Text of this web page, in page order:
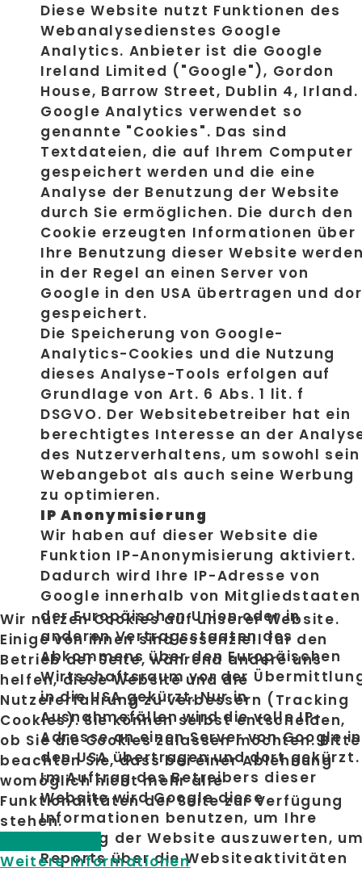
Diese Website nutzt Funktionen des
Webanalysedienstes Google
Analytics. Anbieter ist die Google
Ireland Limited ("Google"), Gordon
House, Barrow Street, Dublin 4, Irland.
Google Analytics verwendet so
genannte "Cookies". Das sind
Textdateien, die auf Ihrem Computer
gespeichert werden und die eine
Analyse der Benutzung der Website
durch Sie ermöglichen. Die durch den
Cookie erzeugten Informationen über
Ihre Benutzung dieser Website
in der Regel an einen Server von
Google in den USA übertragen und
gespeichert.
Die Speicherung von Google-
Analytics-Cookies und die Nutzung
dieses Analyse-Tools erfolgen auf
Grundlage von Art. 6 Abs. 1 lit. f
DSGVO. Der Websitebetreiber hat ein
berechtigtes Interesse an der
des Nutzerverhaltens, um sowohl sein
Webangebot als auch seine Werbung
zu optimieren.
IP Anonymisierung
Wir haben auf dieser Website die
Funktion IP-Anonymisierung aktiviert.
Dadurch wird Ihre IP-Adresse von
Google innerhalb von Mitgliedstaaten
der Europäischen Union oder in
anderen Vertragsstaaten des
Abkommens über den Europäischen
Wirtschaftsraum vor der
in die USA gekürzt. Nur in
Ausnahmefällen wird die volle IP-
Adresse an einen Server von Google in
den USA übertragen und dort gekürzt.
Im Auftrag des Betreibers dieser
Website wird Google diese
Informationen benutzen, um Ihre
Nutzung der Website auszuwerten,
Reports über die Websiteaktivitäten
Wir nutzen Cookies auf unserer Website.
Einige von ihnen sind essenziell für den
Betrieb der Seite, während andere uns
helfen, diese Website und die
Nutzererfahrung zu verbessern (Tracking
Cookies). Sie können selbst entscheiden,
ob Sie die Cookies zulassen möchten. Bitte
beachten Sie, dass bei einer Ablehnung
womöglich nicht mehr alle
Funktionalitäten der Seite zur Verfügung
stehen.
Weitere Informationen